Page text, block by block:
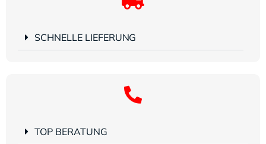
SCHNELLE LIEFERUNG
TOP BERATUNG